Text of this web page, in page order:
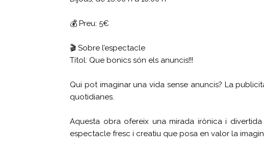
💰 Preu: 5€
🎬 Sobre l’espectacle
Títol: Que bonics són els anuncis!!!
Qui pot imaginar una vida sense anuncis? La
quotidianes.
Aquesta obra ofereix una mirada irònica i
espectacle fresc i creatiu que posa en valor la